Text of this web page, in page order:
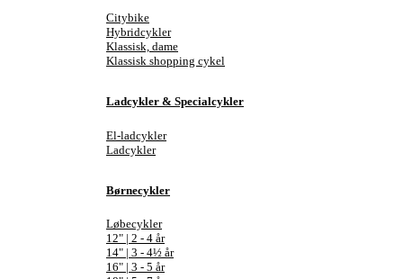
Citybike
Hybridcykler
Klassisk, dame
Klassisk shopping cykel
Ladcykler & Specialcykler
El-ladcykler
Ladcykler
Børnecykler
Løbecykler
12" | 2 - 4 år
14" | 3 - 4½ år
16" | 3 - 5 år